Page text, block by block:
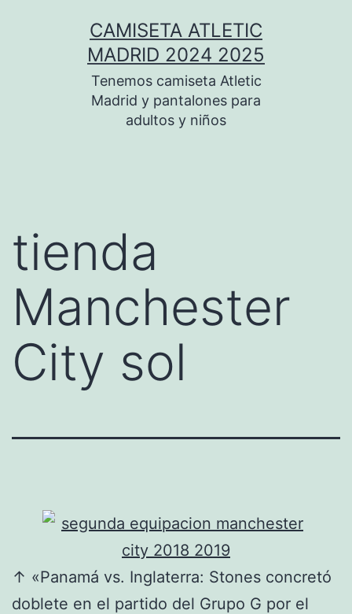
CAMISETA ATLETIC
MADRID 2024 2025
Tenemos camiseta Atletic
Madrid y pantalones para
adultos y niños
tienda
Manchester
City sol
↑ «Panamá vs. Inglaterra: Stones concretó
doblete en el partido del Grupo G por el